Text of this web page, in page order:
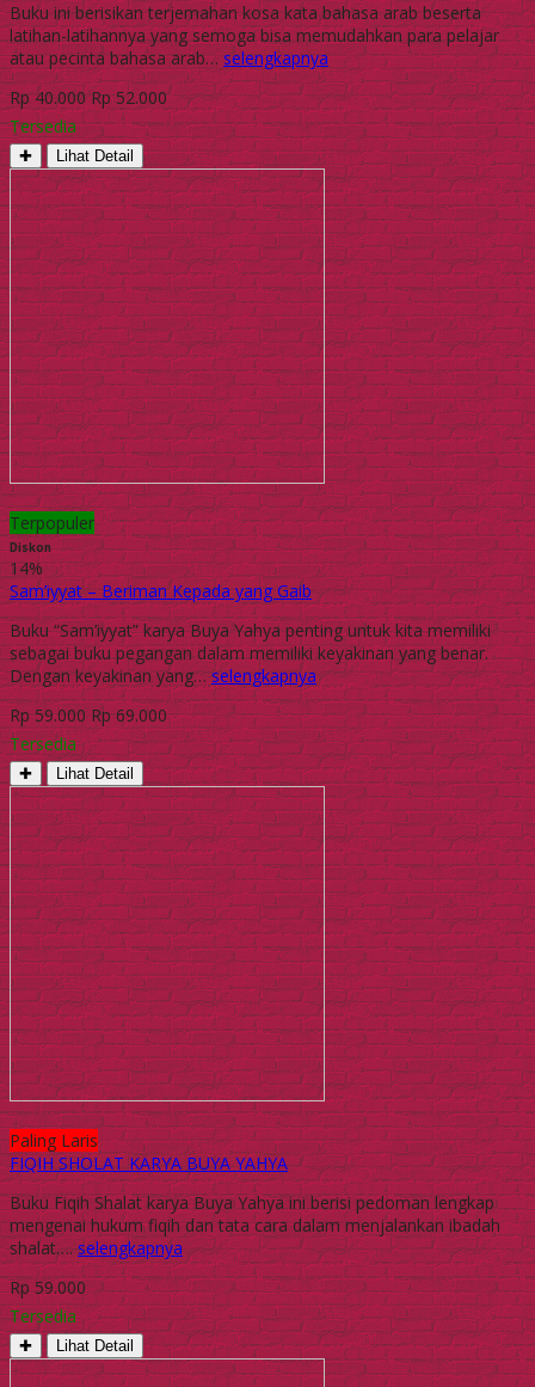
Buku ini berisikan terjemahan kosa kata bahasa arab beserta
latihan-latihannya yang semoga bisa memudahkan para pelajar
atau pecinta bahasa arab…selengkapnya
Rp 40.000 Rp 52.000
Tersedia
✚ Lihat Detail
Terpopuler
Diskon
14%
Sam’iyyat – Beriman Kepada yang Gaib
Buku “Sam’iyyat” karya Buya Yahya penting untuk kita memiliki
sebagai buku pegangan dalam memiliki keyakinan yang benar.
Dengan keyakinan yang…selengkapnya
Rp 59.000 Rp 69.000
Tersedia
✚ Lihat Detail
Paling Laris
FIQIH SHOLAT KARYA BUYA YAHYA
Buku Fiqih Shalat karya Buya Yahya ini berisi pedoman lengkap
mengenai hukum fiqih dan tata cara dalam menjalankan ibadah
shalat….selengkapnya
Rp 59.000
Tersedia
✚ Lihat Detail